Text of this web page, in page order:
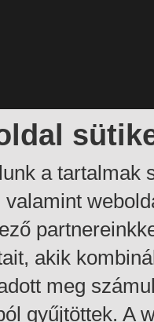
a tartalmak
valamint
akik
meg
gyűjtöttek. A